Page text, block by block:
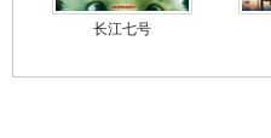
长江七号